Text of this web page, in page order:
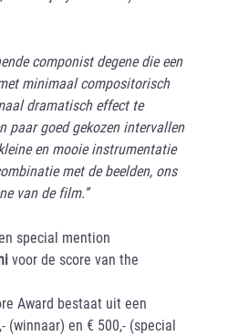
componist degene die een
minimaal compositorisch
dramatisch effect te
paar goed gekozen intervallen
en mooie instrumentatie
met de beelden, ons
van de film.’’
special mention
voor de score van the
Award bestaat uit een
(winnaar) en € 500,- (special